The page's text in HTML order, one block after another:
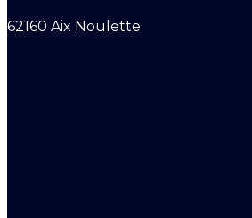
62160 Aix Noulette